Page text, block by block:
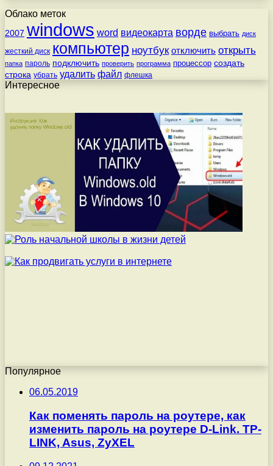
Облако меток
2007 windows word видеокарта ворде выбрать диск
жесткий диск компьютер ноутбук отключить открыть
папка пароль подключить проверить программа процессор создать
строка убрать удалить файл флешка
Интересное
Популярное
06.05.2019
Как поменять пароль на роутере, как
изменить пароль на роутере D-Link. TP-
LINK, Asus, ZyXEL